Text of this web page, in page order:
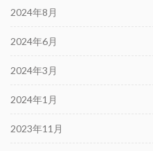
2024年8月
2024年6月
2024年3月
2024年1月
2023年11月